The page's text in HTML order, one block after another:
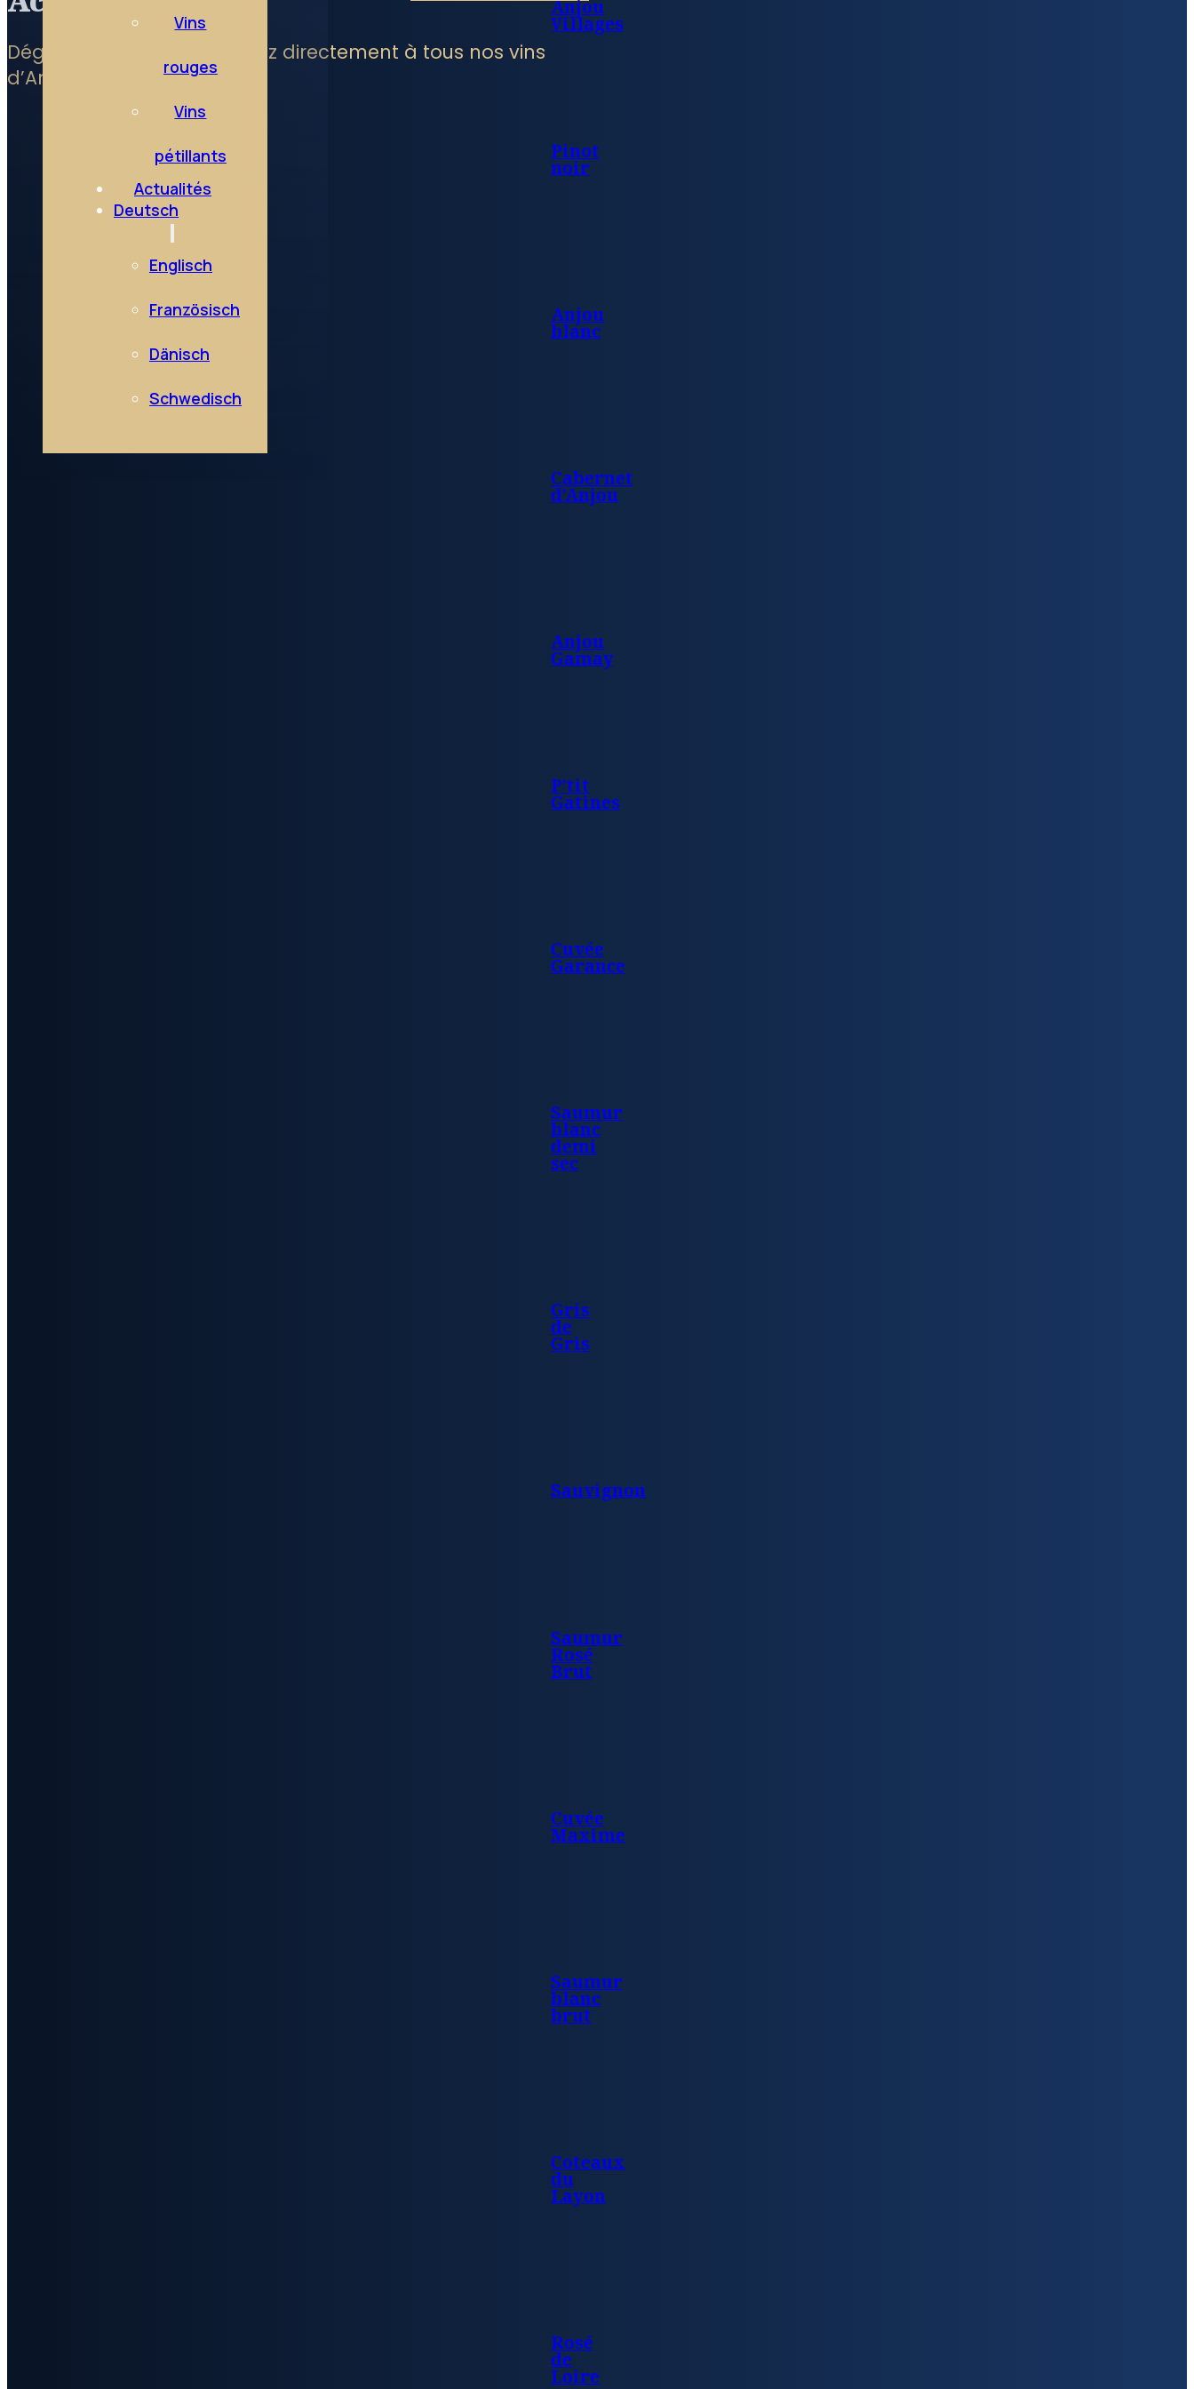
Vins
rouges
Vins
pétillants
Actualités
Deutsch
Englisch
Französisch
Dänisch
Schwedisch
Dégustez l’Essentiel accédez directement à tous nos vins
d’Anjou
Anjou
Villages
Pinot
noir
Anjou
blanc
Cabernet
d’Anjou
Anjou
Gamay
P’tit
Gatines
Cuvée
Garance
Saumur
blanc
demi
sec
Gris
de
Gris
Sauvignon
Saumur
Rosé
Brut
Cuvée
Maxime
Saumur
blanc
brut
Coteaux
du
Layon
Rosé
de
Loire